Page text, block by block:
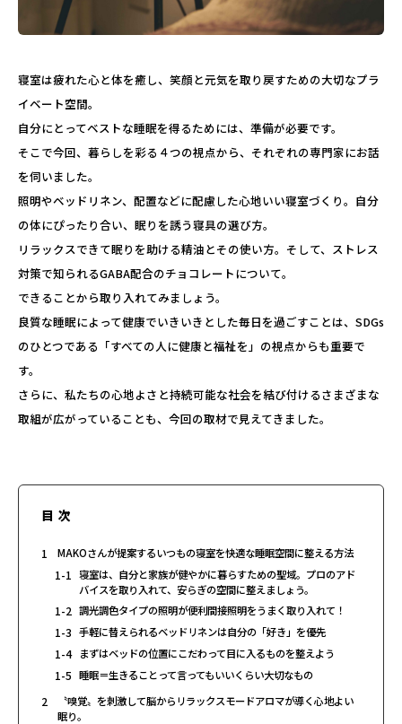
寝室は疲れた心と体を癒し、笑顔と元気を取り戻すための大切なプラ
イベート空間。
自分にとってベストな睡眠を得るためには、準備が必要です。
そこで今回、暮らしを彩る４つの視点から、それぞれの専門家にお話
を伺いました。
照明やベッドリネン、配置などに配慮した心地いい寝室づくり。自分
の体にぴったり合い、眠りを誘う寝具の選び方。
リラックスできて眠りを助ける精油とその使い方。そして、ストレス
対策で知られるGABA配合のチョコレートについて。
できることから取り入れてみましょう。
良質な睡眠によって健康でいきいきとした毎日を過ごすことは、SDGs
のひとつである「すべての人に健康と福祉を」の視点からも重要で
す。
さらに、私たちの心地よさと持続可能な社会を結び付けるさまざまな
取組が広がっていることも、今回の取材で見えてきました。
目次
1 MAKOさんが提案するいつもの寝室を快適な睡眠空間に整える方法
1-1 寝室は、自分と家族が健やかに暮らすための聖域。プロのアド
バイスを取り入れて、安らぎの空間に整えましょう。
1-2 調光調色タイプの照明が便利間接照明をうまく取り入れて！
1-3 手軽に替えられるベッドリネンは自分の「好き」を優先
1-4 まずはベッドの位置にこだわって目に入るものを整えよう
1-5 睡眠＝生きることって言ってもいいくらい大切なもの
2
〝嗅覚〟を刺激して脳からリラックスモードアロマが導く心地よい
眠り。